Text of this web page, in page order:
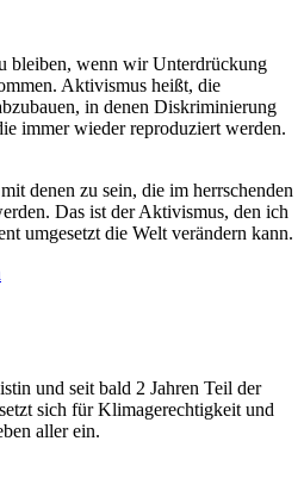
bleiben, wenn wir Unterdrückung
Aktivismus heißt, die
in denen Diskriminierung
immer wieder reproduziert werden.
denen zu sein, die im herrschenden
Das ist der Aktivismus, den ich
umgesetzt die Welt verändern kann.
und seit bald 2 Jahren Teil der
sich für Klimagerechtigkeit und
aller ein.